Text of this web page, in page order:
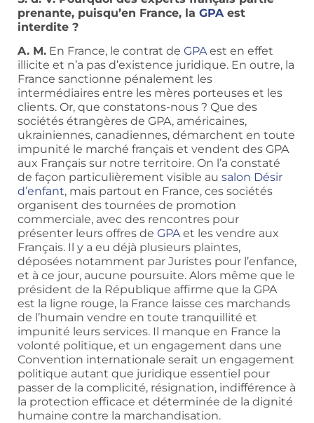
prenante, puisqu’en France, la GPA est
interdite ?
A. M. En France, le contrat de GPAest en effet
illicite et n’a pas d’existence juridique. En outre, la
France sanctionne pénalement les
intermédiaires entre les mères porteuses et les
clients. Or, que constatons-nous ? Que des
sociétés étrangères de GPA, américaines,
ukrainiennes, canadiennes, démarchent en toute
impunité le marché français et vendent des GPA
aux Français sur notre territoire. On l’a constaté
de façon particulièrement visible au salon Désir
d’enfant, mais partout en France, ces sociétés
organisent des tournées de promotion
commerciale, avec des rencontres pour
présenter leurs offres de GPAet les vendre aux
Français. Il y a eu déjà plusieurs plaintes,
déposées notamment par Juristes pour l’enfance,
et à ce jour, aucune poursuite. Alors même que le
président de la République affirme que la GPA
est la ligne rouge, la France laisse ces marchands
de l’humain vendre en toute tranquillité et
impunité leurs services. Il manque en France la
volonté politique, et un engagement dans une
Convention internationale serait un engagement
politique autant que juridique essentiel pour
passer de la complicité, résignation, indifférence à
la protection efficace et déterminée de la dignité
humaine contre la marchandisation.